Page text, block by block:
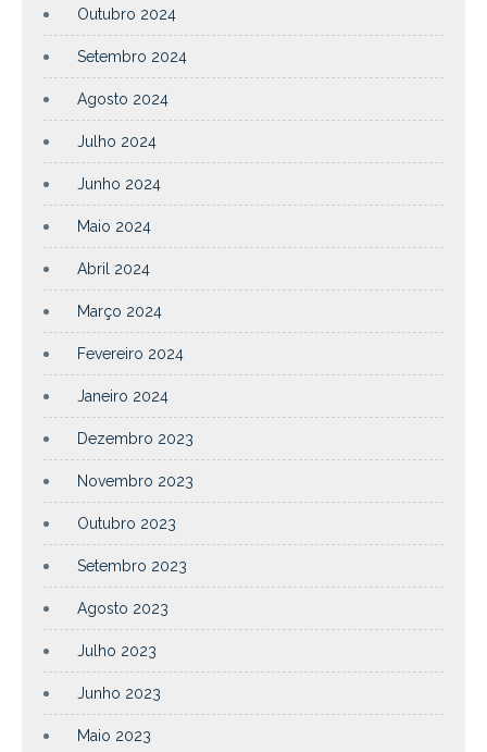
Outubro 2024
Setembro 2024
Agosto 2024
Julho 2024
Junho 2024
Maio 2024
Abril 2024
Março 2024
Fevereiro 2024
Janeiro 2024
Dezembro 2023
Novembro 2023
Outubro 2023
Setembro 2023
Agosto 2023
Julho 2023
Junho 2023
Maio 2023